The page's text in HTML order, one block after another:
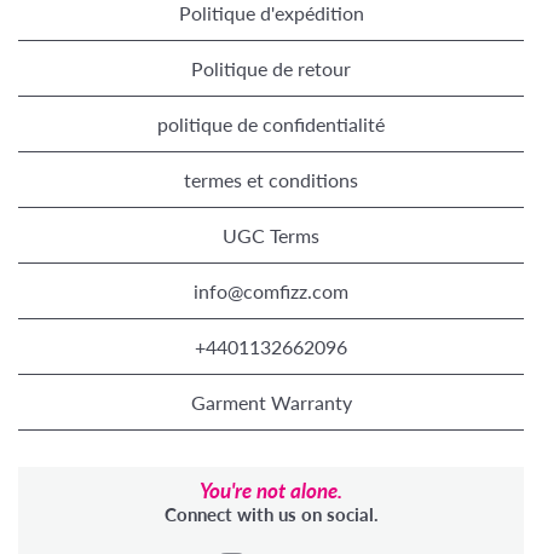
Politique d'expédition
Politique de retour
politique de confidentialité
termes et conditions
UGC Terms
info@comfizz.com
+4401132662096
Garment Warranty
You're not alone.
Connect with us on social.